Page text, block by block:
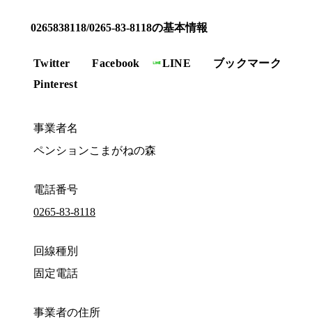
0265838118/0265-83-8118の基本情報
Twitter Facebook LINE
ブックマーク
Pinterest
事業者名
ペンションこまがねの森
電話番号
0265-83-8118
回線種別
固定電話
事業者の住所